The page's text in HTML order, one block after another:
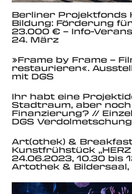
Berliner Projektfonds
Bildung: Förderung
23.000 € – Info-
24. März
»Frame by Frame –
restaurieren«.
mit DGS
Ihr habt eine
Stadtraum, aber noch
Finanzierung? //
DGS Verdolmetschung
Art(othek) &
Kunstfrühstück „HERZ
24.06.2023, 10.30 bis
Artothek & Bildersaal,